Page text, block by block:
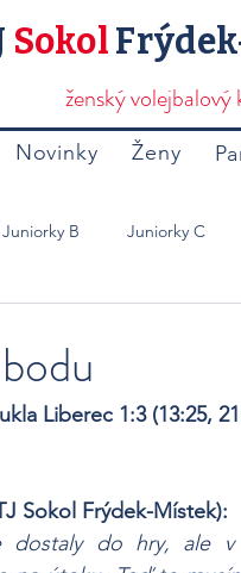
Sokol
ženský volejbalový
Novinky Ženy
Juniorky B Juniorky C
Liberec 1:3 (13:25,
Sokol Frýdek-Místek):
dostaly do hry, ale